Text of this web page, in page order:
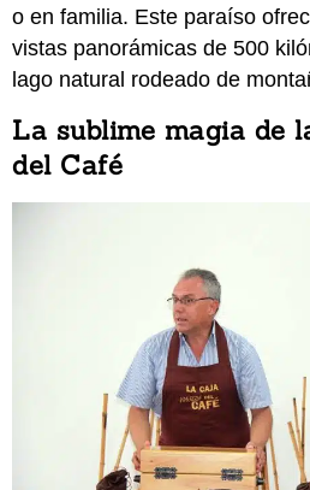
o en familia. Este paraíso
vistas panorámicas de 500
lago natural rodeado de
La sublime magia de
del Café